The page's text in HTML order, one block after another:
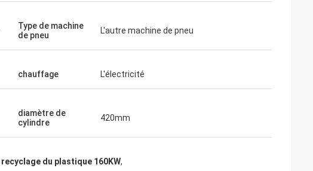
Type de machine
de pneu
L'autre machine de pneu
chauffage L'électricité
diamètre de
cylindre
420mm
recyclage du plastique 160KW,